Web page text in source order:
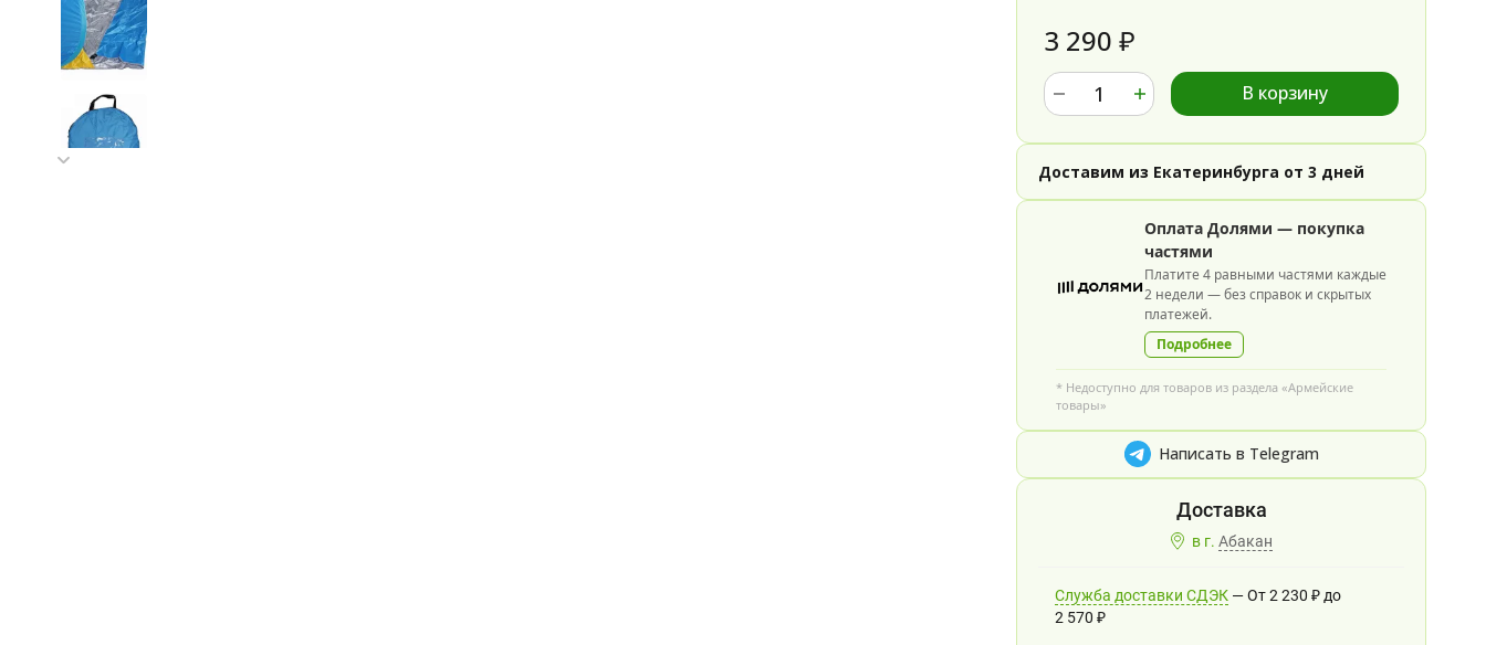
3 290₽
В корзину
Доставим из Екатеринбурга от 3 дней
Оплата Долями — покупка
частями
Платите 4 равными частями каждые
2 недели — без справок и скрытых
платежей.
Подробнее
* Недоступно для товаров из раздела «Армейские
товары»
Написать в Telegram
в г. Абакан
Служба доставки СДЭК От 2 230₽ до
2 570₽